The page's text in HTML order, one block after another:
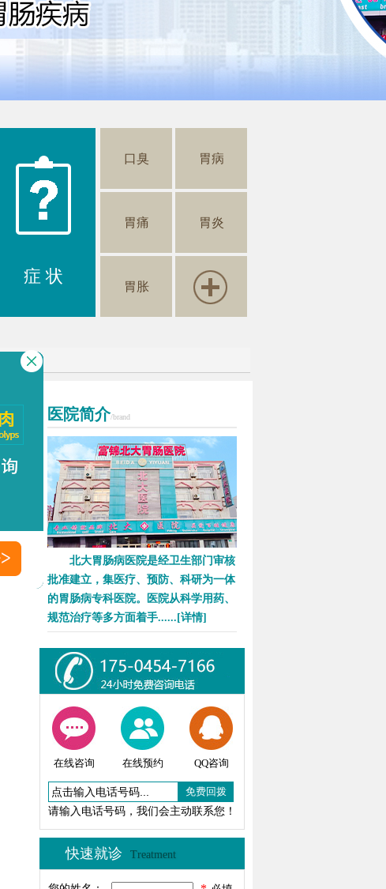
症 状
口臭 胃病
胃痛 胃炎
胃胀
医院简介/brand
北大胃肠病医院是经卫生部门审核
批准建立，集医疗、预防、科研为一体
的胃肠病专科医院。医院从科学用药、
规范治疗等多方面着手...... [详情]
在线咨询 在线预约 QQ咨询
请输入电话号码，我们会主动联系您！
快速就诊 Treatment